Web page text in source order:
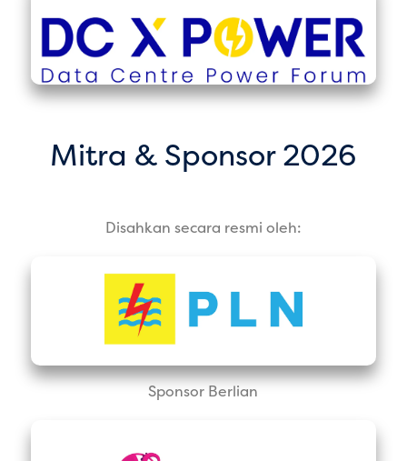
Mitra & Sponsor 2026
Disahkan secara resmi oleh:
Sponsor Berlian